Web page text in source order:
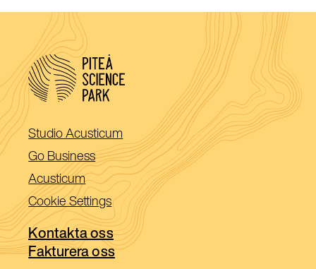
Studio Acusticum (Öppnas
i
ett
nytt
fönster)
Go Business(Öppnas
i
ett
nytt
fönster)
Acusticum(Öppnas
i
ett
nytt
fönster)
Cookie Settings
Kontakta oss
Fakturera oss